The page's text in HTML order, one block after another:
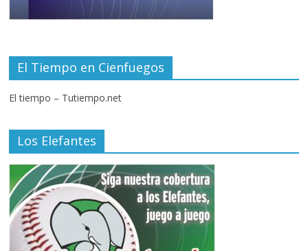
El Tiempo en Cienfuegos
El tiempo – Tutiempo.net
Los Elefantes